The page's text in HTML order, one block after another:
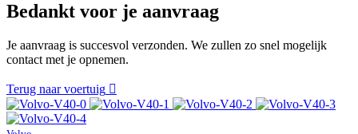
Bedankt voor je aanvraag
Je aanvraag is succesvol verzonden. We zullen zo snel mogelijk
contact met je opnemen.
Terug naar voertuig